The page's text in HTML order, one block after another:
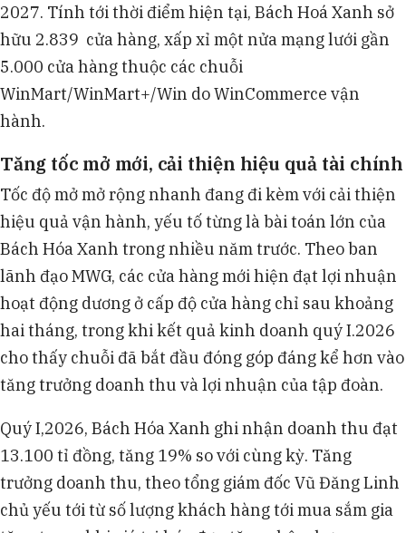
2027. Tính tới thời điểm hiện tại, Bách Hoá Xanh sở
hữu 2.839 cửa hàng, xấp xỉ một nửa mạng lưới gần
5.000 cửa hàng thuộc các chuỗi
WinMart/WinMart+/Win do WinCommerce vận
hành.
Tăng tốc mở mới, cải thiện hiệu quả tài chính
Tốc độ mở mở rộng nhanh đang đi kèm với cải thiện
hiệu quả vận hành, yếu tố từng là bài toán lớn của
Bách Hóa Xanh trong nhiều năm trước. Theo ban
lãnh đạo MWG, các cửa hàng mới hiện đạt lợi nhuận
hoạt động dương ở cấp độ cửa hàng chỉ sau khoảng
hai tháng, trong khi kết quả kinh doanh quý I.2026
cho thấy chuỗi đã bắt đầu đóng góp đáng kể hơn vào
tăng trưởng doanh thu và lợi nhuận của tập đoàn.
Quý I,2026, Bách Hóa Xanh ghi nhận doanh thu đạt
13.100 tỉ đồng, tăng 19% so với cùng kỳ. Tăng
trưởng doanh thu, theo tổng giám đốc Vũ Đăng Linh
chủ yếu tới từ số lượng khách hàng tới mua sắm gia